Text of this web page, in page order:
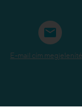
E-mail cím